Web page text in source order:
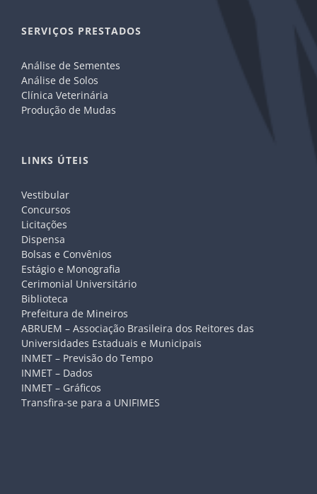
SERVIÇOS PRESTADOS
Análise de Sementes
Análise de Solos
Clínica Veterinária
Produção de Mudas
LINKS ÚTEIS
Vestibular
Concursos
Licitações
Dispensa
Bolsas e Convênios
Estágio e Monografia
Cerimonial Universitário
Biblioteca
Prefeitura de Mineiros
ABRUEM – Associação Brasileira dos Reitores das
Universidades Estaduais e Municipais
INMET – Previsão do Tempo
INMET – Dados
INMET – Gráficos
Transfira-se para a UNIFIMES